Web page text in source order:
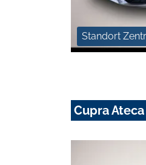
Standort
Cupra Ateca